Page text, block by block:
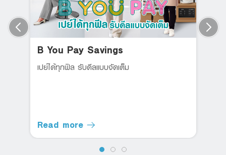
B You Pay Savings
เปย์ได้ทุกฟิล รับดีลแบบจัดเต็ม
Read more